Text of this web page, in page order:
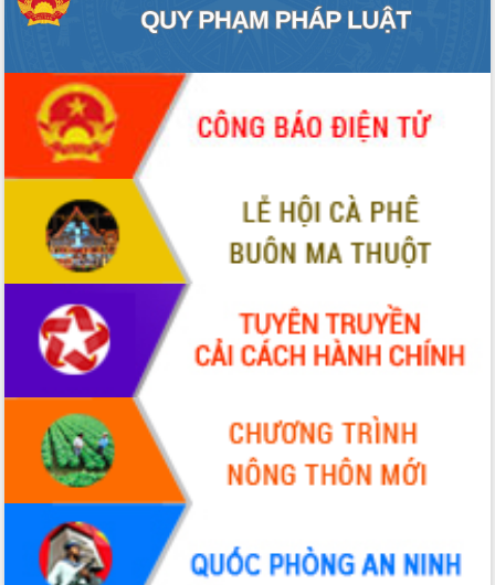
Diễn đàn Kinh tế tư nhân Việt Nam đột
phá cơ chế - Hợp tác công tư
cải cách hành chính tỉnh Đắk Lắk
Kết nối tour, đẩy mạnh chuyển đổi số
để phát triển du lịch Đắk Lắk
Khởi động Dự án Đầu tư xây dựng hạ
tầng kỹ thuật Cụm công nghiệp Tân
Gặp mặt các cơ quan báo chí nhân Kỷ
niệm 101 năm Ngày Báo chí Cách
mạng Việt Nam
Đắk Lắk sơ kết 4 năm triển khai thực
hiện Đề án 06 của Chính phủ
Họp báo thông tin về Hội nghị Công bố
Quy hoạch và Xúc tiến đầu tư tỉnh Đắk
Lắk
Khơi thông điểm nghẽn, đẩy nhanh
giải ngân vốn khắc phục thiên tai
HĐND tỉnh thông qua điều chỉnh Quy
hoạch tỉnh thời kỳ 2021-2030
Hội thảo góp ý hồ sơ điều chỉnh quy
hoạch tỉnh Đắk Lắk thời kỳ 2021-2030,
tầm nhìn đến năm 2050